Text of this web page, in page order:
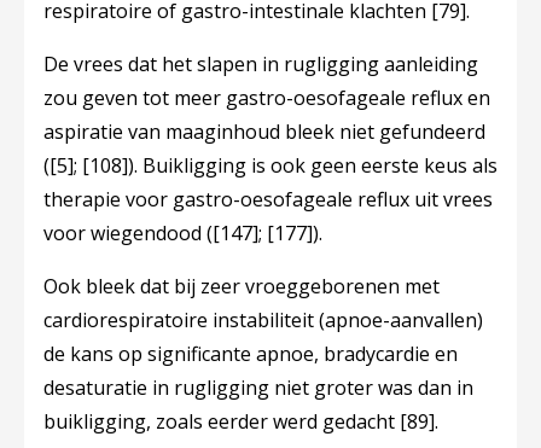
respiratoire of gastro-intestinale klachten [79].
De vrees dat het slapen in rugligging aanleiding
zou geven tot meer gastro-oesofageale reflux en
aspiratie van maaginhoud bleek niet gefundeerd
([5]; [108]). Buikligging is ook geen eerste keus als
therapie voor gastro-oesofageale reflux uit vrees
voor wiegendood ([147]; [177]).
Ook bleek dat bij zeer vroeggeborenen met
cardiorespiratoire instabiliteit (apnoe-aanvallen)
de kans op significante apnoe, bradycardie en
desaturatie in rugligging niet groter was dan in
buikligging, zoals eerder werd gedacht [89].